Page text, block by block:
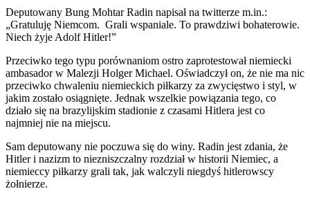
Deputowany Bung Mohtar Radin napisał na twitterze m.in.:
„Gratuluję Niemcom. Grali wspaniale. To prawdziwi bohaterowie.
Niech żyje Adolf Hitler!”
Przeciwko tego typu porównaniom ostro zaprotestował niemiecki
ambasador w Malezji Holger Michael. Oświadczył on, że nie ma nic
przeciwko chwaleniu niemieckich piłkarzy za zwycięstwo i styl, w
jakim zostało osiągnięte. Jednak wszelkie powiązania tego, co
działo się na brazylijskim stadionie z czasami Hitlera jest co
najmniej nie na miejscu.
Sam deputowany nie poczuwa się do winy. Radin jest zdania, że
Hitler i nazizm to niezniszczalny rozdział w historii Niemiec, a
niemieccy piłkarzy grali tak, jak walczyli niegdyś hitlerowscy
żołnierze.